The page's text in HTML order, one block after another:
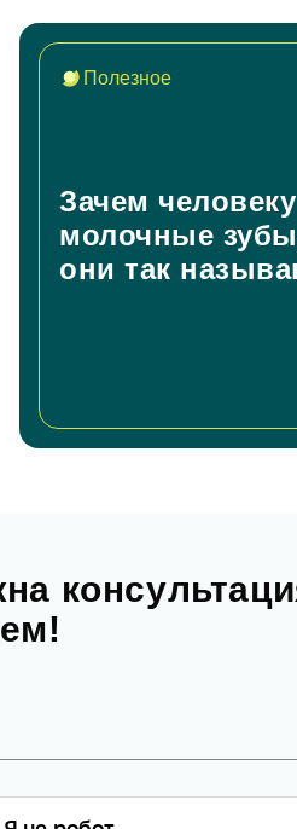
Полезное
Зачем человеку
молочные
они так
на приём